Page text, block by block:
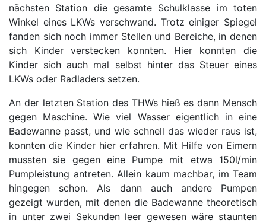
nächsten Station die gesamte Schulklasse im toten
Winkel eines LKWs verschwand. Trotz einiger Spiegel
fanden sich noch immer Stellen und Bereiche, in denen
sich Kinder verstecken konnten. Hier konnten die
Kinder sich auch mal selbst hinter das Steuer eines
LKWs oder Radladers setzen.
An der letzten Station des THWs hieß es dann Mensch
gegen Maschine. Wie viel Wasser eigentlich in eine
Badewanne passt, und wie schnell das wieder raus ist,
konnten die Kinder hier erfahren. Mit Hilfe von Eimern
mussten sie gegen eine Pumpe mit etwa 150l/min
Pumpleistung antreten. Allein kaum machbar, im Team
hingegen schon. Als dann auch andere Pumpen
gezeigt wurden, mit denen die Badewanne theoretisch
in unter zwei Sekunden leer gewesen wäre staunten